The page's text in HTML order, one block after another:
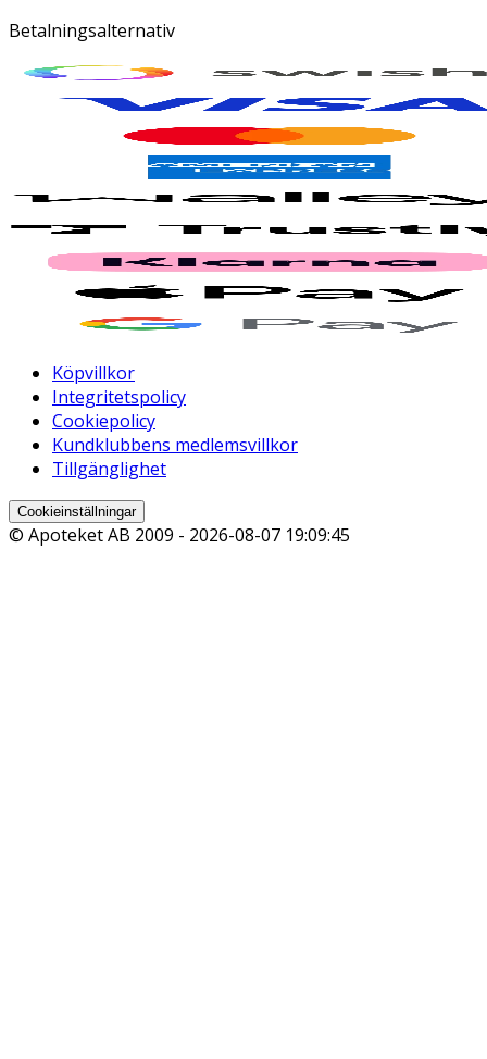
Betalningsalternativ
Köpvillkor
Integritetspolicy
Cookiepolicy
Kundklubbens medlemsvillkor
Tillgänglighet
Cookieinställningar
© Apoteket AB 2009 - 2026-08-07 19:09:45